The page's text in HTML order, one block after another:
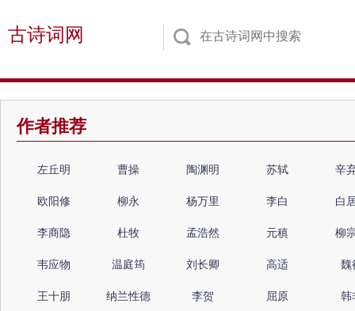
古诗词网
作者推荐
左丘明 曹操 陶渊明 苏轼 辛
欧阳修 柳永 杨万里 李白 白
李商隐 杜牧 孟浩然 元稹 柳
韦应物 温庭筠 刘长卿 高适 魏
王十朋 纳兰性德 李贺 屈原 韩